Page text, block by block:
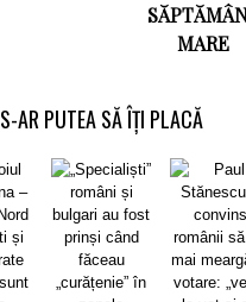
MARE
S-AR PUTEA SĂ ÎȚI PLACĂ